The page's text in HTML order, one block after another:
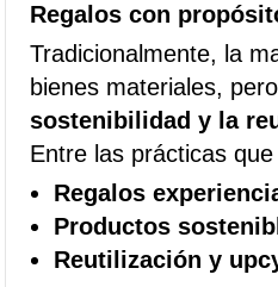
Regalos con
Tradicionalmente, la
bienes materiales, pero
sostenibilidad y la
Entre las prácticas
Regalos
Productos
Reutilización y